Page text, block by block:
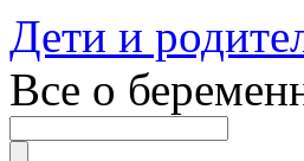
Дети и
Все о